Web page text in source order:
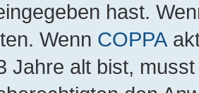
hast.
Wenn COPPA
Jahre alt bist,